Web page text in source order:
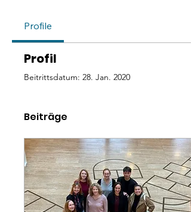
Profile
Profil
Beitrittsdatum: 28. Jan. 2020
Beiträge